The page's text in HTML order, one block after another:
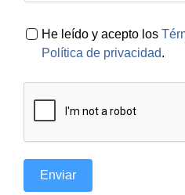
He leído y acepto los
Política de privacidad.
Enviar